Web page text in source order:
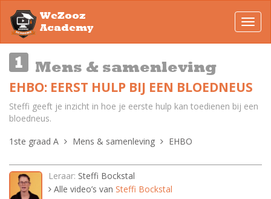
WeZooz
Academy
Mens & samenleving
EHBO: EERST HULP BIJ EEN BLOEDNEUS
Steffi geeft je inzicht in hoe je eerste hulp kan toedienen bij een
bloedneus.
1ste graad A
Mens & samenleving EHBO
Leraar: Steffi Bockstal
Alle video’s van Steffi Bockstal